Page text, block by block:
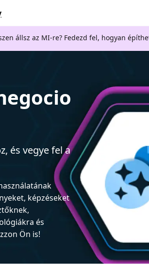
állsz az MI-re? Fedezd fel, hogyan
és vegye fel a
képzéseket
és
Ön is!